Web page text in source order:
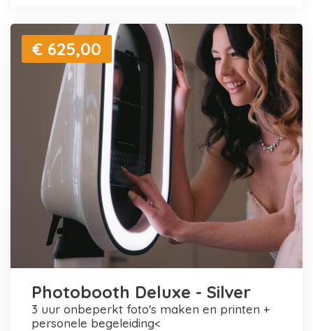
€ 625,00
Photobooth Deluxe - Silver
3 uur onbeperkt foto's maken en printen +
personele begeleiding<